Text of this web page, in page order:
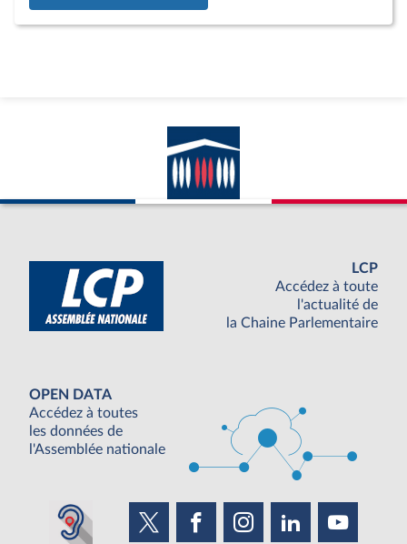
LCP
Accédez à toute
l'actualité de
la Chaine Parlementaire
OPEN DATA
Accédez à toutes
les données de
l'Assemblée nationale